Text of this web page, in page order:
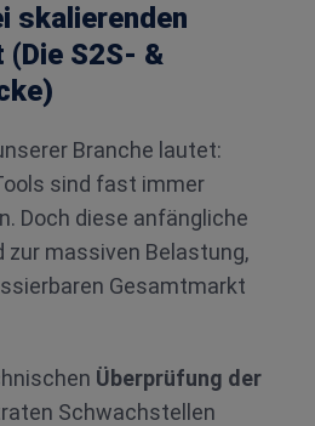
skalierenden
S2S- &
Branche lautet:
sind fast immer
Doch diese anfängliche
zur massiven Belastung,
Gesamtmarkt
Überprüfung der
Schwachstellen